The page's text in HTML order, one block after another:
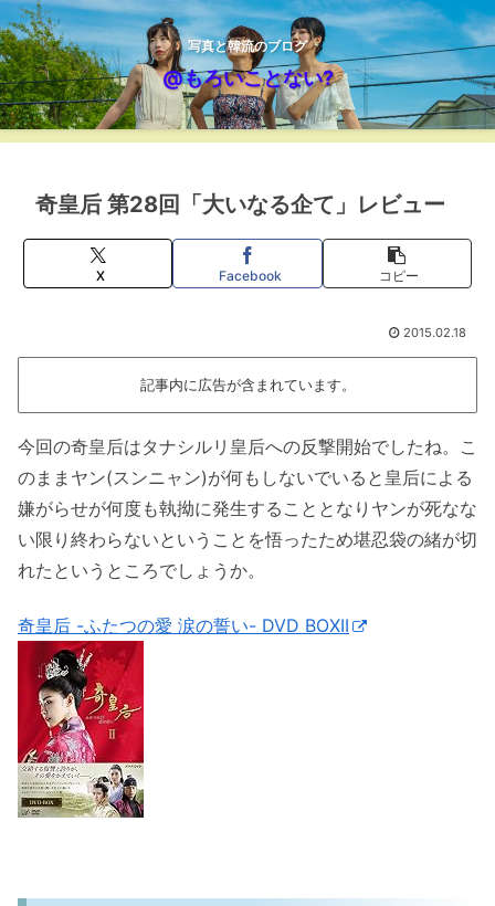
写真と韓流のブログ
@もろいことない?
奇皇后 第28回「大いなる企て」レビュー
X Facebook コピー
2015.02.18
記事内に広告が含まれています。
今回の奇皇后はタナシルリ皇后への反撃開始でしたね。こ
のままヤン(スンニャン)が何もしないでいると皇后による
嫌がらせが何度も執拗に発生することとなりヤンが死なな
い限り終わらないということを悟ったため堪忍袋の緒が切
れたというところでしょうか。
奇皇后 -ふたつの愛 涙の誓い- DVD BOXII